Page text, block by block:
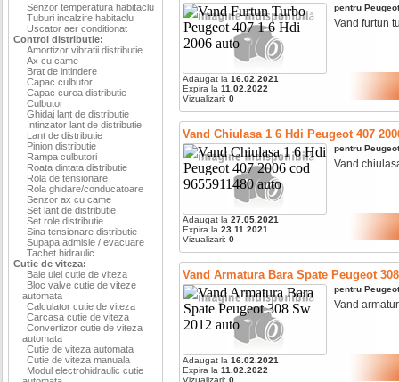
Senzor temperatura habitaclu
Tuburi incalzire habitaclu
Uscator aer conditionat
Control distributie:
Amortizor vibratii distributie
Ax cu came
Brat de intindere
Capac culbutor
Capac curea distributie
Culbutor
Ghidaj lant de distributie
Intinzator lant de distributie
Lant de distributie
Pinion distributie
Rampa culbutori
Roata dintata distributie
Rola de tensionare
Rola ghidare/conducatoare
Senzor ax cu came
Set lant de distributie
Set role distributie
Sina tensionare distributie
Supapa admisie / evacuare
Tachet hidraulic
Cutie de viteza:
Baie ulei cutie de viteza
Bloc valve cutie de viteze
automata
Calculator cutie de viteza
Carcasa cutie de viteza
Convertizor cutie de viteza
automata
Cutie de viteza automata
Cutie de viteza manuala
Modul electrohidraulic cutie
Adaugat la 16.02.2021
Expira la 11.02.2022
Vizualizari: 0
pentru Peugeot
Vand furtun
Vand Chiulasa 1 6 Hdi Peugeot 407
Adaugat la 27.05.2021
Expira la 23.11.2021
Vizualizari: 0
pentru Peugeot
Vand
Vand Armatura Bara Spate Peugeot
Adaugat la 16.02.2021
Expira la 11.02.2022
Vizualizari: 0
pentru Peugeot
Vand